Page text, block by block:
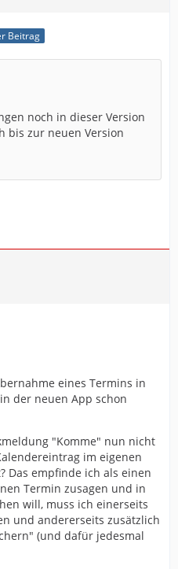
Beitrag
noch in dieser Version
bis zur neuen Version
eines Termins in
der neuen App schon
"Komme" nun nicht
im eigenen
Das empfinde ich als einen
Termin zusagen und in
will, muss ich einerseits
und andererseits zusätzlich
(und dafür jedesmal